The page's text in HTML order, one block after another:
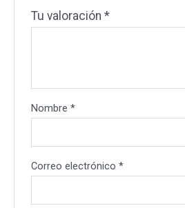
Tu valoración*
Nombre*
Correo electrónico*